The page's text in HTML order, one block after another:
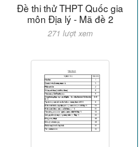
Đề thi thử THPT Quốc gia
môn Địa lý - Mã đề 2
271 lượt xem